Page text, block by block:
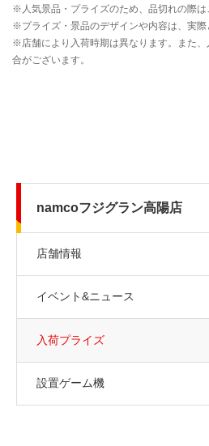
namcoフジグラン高陽店
店舗情報
イベント&ニュース
入荷プライズ
設置ゲーム機